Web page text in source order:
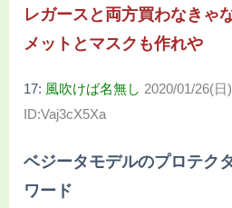
レガースと両方買わなきゃ
メットとマスクも作れや
17: 風吹けば名無し 2020/01/26(日
ID:Vaj3cX5Xa
ベジータモデルのプロテク
ワード